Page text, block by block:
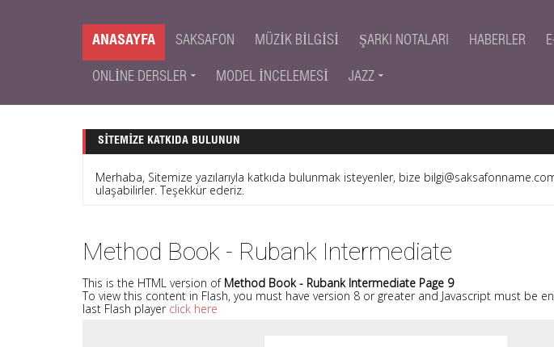
ANASAYFA SAKSAFON MÜZIK BILGISI ŞARKI NOTALARI HABERLER
ONLINE DERSLER MODEL İNCELEMESI JAZZ
SITEMIZE KATKIDA BULUNUN
Merhaba, Sitemize yazılarıyla katkıda bulunmak isteyenler, bize
ulaşabilirler. Teşekkür ederiz.
Method Book - Rubank Intermediate
This is the HTML version of Method Book - Rubank Intermediate Page 9
To view this content in Flash, you must have version 8 or greater and Javascript must be
last Flash player click here